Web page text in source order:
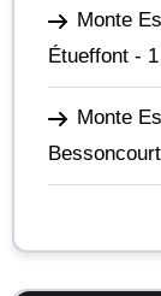
Monte
Étueffont -
Monte
Bessoncourt